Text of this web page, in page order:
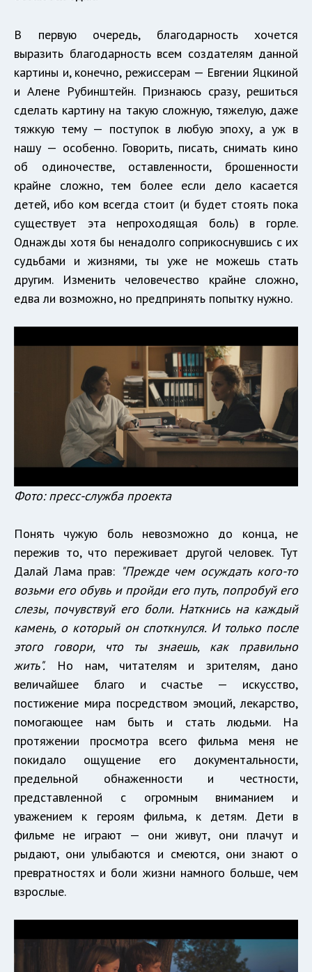
В первую очередь, благодарность хочется
выразить благодарность всем создателям данной
картины и, конечно, режиссерам — Евгении Яцкиной
и Алене Рубинштейн. Признаюсь сразу, решиться
сделать картину на такую сложную, тяжелую, даже
тяжкую тему — поступок в любую эпоху, а уж в
нашу — особенно. Говорить, писать, снимать кино
об одиночестве, оставленности, брошенности
крайне сложно, тем более если дело касается
детей, ибо ком всегда стоит (и будет стоять пока
существует эта непроходящая боль) в горле.
Однажды хотя бы ненадолго соприкоснувшись с их
судьбами и жизнями, ты уже не можешь стать
другим. Изменить человечество крайне сложно,
едва ли возможно, но предпринять попытку нужно.
Фото: пресс-служба проекта
Понять чужую боль невозможно до конца, не
пережив то, что переживает другой человек. Тут
Далай Лама прав: "Прежде чем осуждать кого-то
возьми его обувь и пройди его путь, попробуй его
слезы, почувствуй его боли. Наткнись на каждый
камень, о который он споткнулся. И только после
этого говори, что ты знаешь, как правильно
жить".Но нам, читателям и зрителям, дано
величайшее благо и счастье — искусство,
постижение мира посредством эмоций, лекарство,
помогающее нам быть и стать людьми. На
протяжении просмотра всего фильма меня не
покидало ощущение его документальности,
предельной обнаженности и честности,
представленной с огромным вниманием и
уважением к героям фильма, к детям. Дети в
фильме не играют — они живут, они плачут и
рыдают, они улыбаются и смеются, они знают о
превратностях и боли жизни намного больше, чем
взрослые.